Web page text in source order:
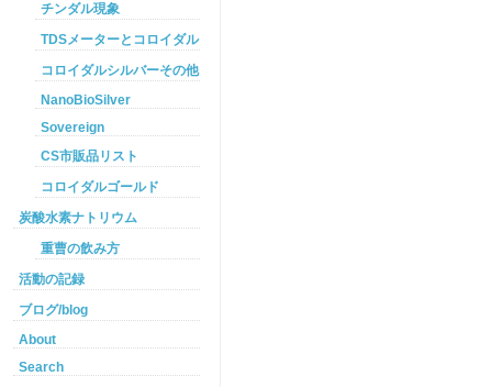
チンダル現象
TDSメーターとコロイダルシルバー
コロイダルシルバーその他
NanoBioSilver
Sovereign
CS市販品リスト
コロイダルゴールド
炭酸水素ナトリウム
重曹の飲み方
活動の記録
ブログ/blog
About
Search